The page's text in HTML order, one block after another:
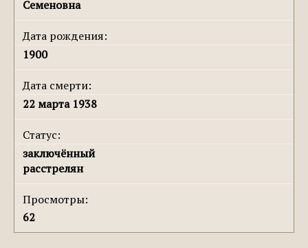
Семеновна
Дата рождения:
1900
Дата смерти:
22 марта 1938
Статус:
заключённый
расстрелян
Просмотры:
62